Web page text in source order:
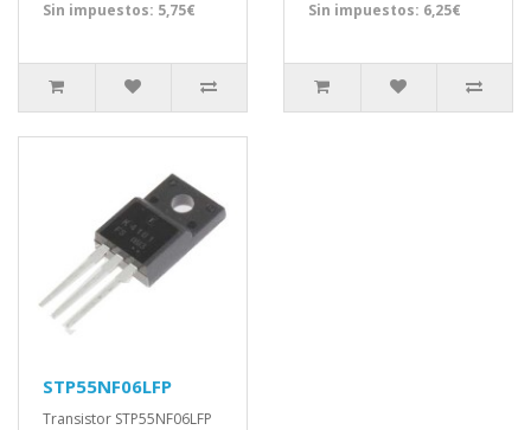
Sin impuestos: 5,75€
Sin impuestos: 6,25€
STP55NF06LFP
Transistor STP55NF06LFP